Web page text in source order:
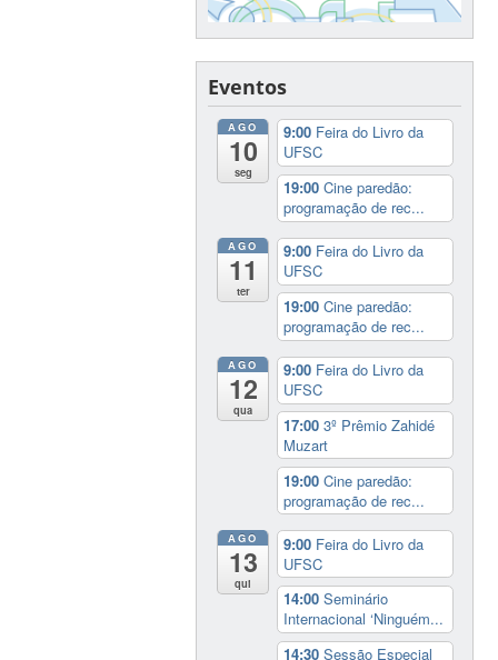
Eventos
AGO
10
seg
9:00 Feira do Livro da
UFSC
19:00Cine paredão:
programação de rec...
AGO
11
ter
9:00 Feira do Livro da
UFSC
19:00Cine paredão:
programação de rec...
AGO
12
qua
9:00 Feira do Livro da
UFSC
17:003º Prêmio Zahidé
Muzart
19:00Cine paredão:
programação de rec...
AGO
13
qui
9:00 Feira do Livro da
UFSC
14:00Seminário
Internacional ‘Ninguém...
14:30Sessão Especial